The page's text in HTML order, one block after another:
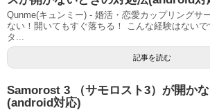
Qunme(キュンミー) - 婚活・恋愛カップリングサ
ない！開いてもすぐ落ちる！ こんな経験はない
タ...
記事を読む
Samorost 3 （サモロスト3）が開か
(android対応)